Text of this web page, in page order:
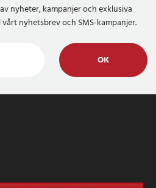
nyheter, kampanjer och exklusiva
nyhetsbrev och SMS-kampanjer.
OK